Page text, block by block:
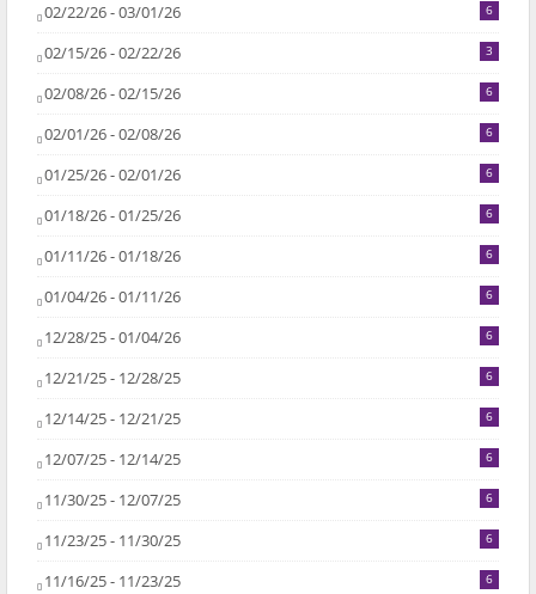
02/22/26 - 03/01/26 6
02/15/26 - 02/22/26 3
02/08/26 - 02/15/26 6
02/01/26 - 02/08/26 6
01/25/26 - 02/01/26 6
01/18/26 - 01/25/26 6
01/11/26 - 01/18/26 6
01/04/26 - 01/11/26 6
12/28/25 - 01/04/26 6
12/21/25 - 12/28/25 6
12/14/25 - 12/21/25 6
12/07/25 - 12/14/25 6
11/30/25 - 12/07/25 6
11/23/25 - 11/30/25 6
11/16/25 - 11/23/25 6